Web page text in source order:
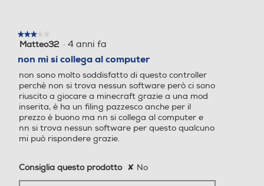
★★★★★
★★★★★
3
5
stelle.
Matteo32 · 4 anni fa
non mi si collega al computer
non sono molto soddisfatto di questo controller
perchè non si trova nessun software però ci sono
riuscito a giocare a minecraft grazie a una mod
inserita, è ha un filing pazzesco anche per il
prezzo è buono ma nn si collega al computer e
nn si trova nessun software per questo qualcuno
mi può rispondere grazie.
Consiglia questo prodotto ✘ No